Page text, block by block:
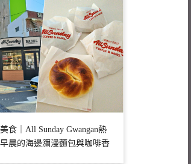
食｜All Sunday Gwangan熱
晨的海邊瀰漫麵包與咖啡香